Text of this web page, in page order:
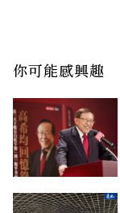
你可能感興趣